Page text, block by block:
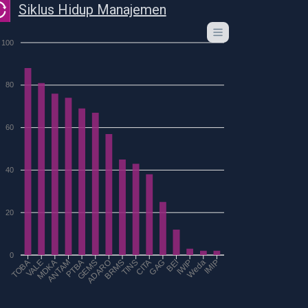
Siklus Hidup Manajemen
100
80
60
40
20
0
TOBAVALEMDKAANTAMPTBAGEMS
ADAROBRMSTINSCITAGAGBEIIWIPWedaIMIP